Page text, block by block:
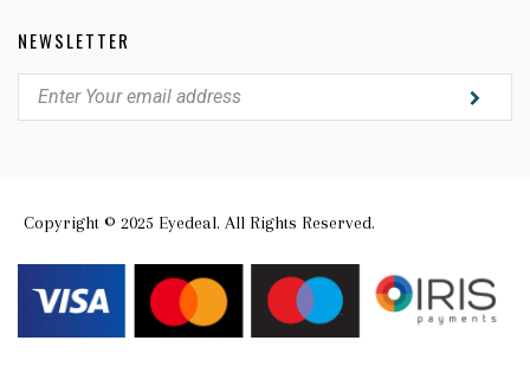
NEWSLETTER
Copyright © 2025 Eyedeal. All Rights Reserved.